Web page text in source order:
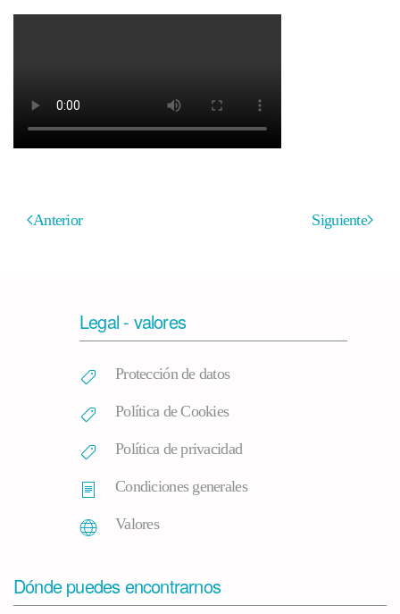
Anterior Siguiente
Legal - valores
Protección de datos
Política de Cookies
Política de privacidad
Condiciones generales
Valores
Dónde puedes encontrarnos